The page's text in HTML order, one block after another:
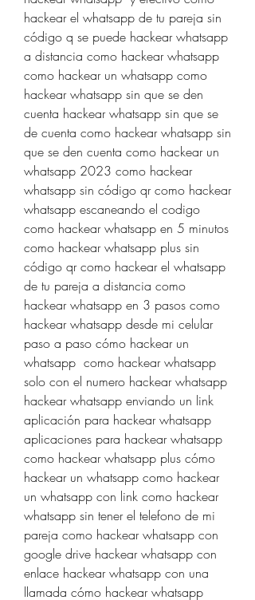
hackear el whatsapp de tu pareja sin
código q se puede hackear whatsapp
a distancia como hackear whatsapp
como hackear un whatsapp como
hackear whatsapp sin que se den
cuenta hackear whatsapp sin que se
de cuenta como hackear whatsapp sin
que se den cuenta como hackear un
whatsapp 2023 como hackear
whatsapp sin código qr como hackear
whatsapp escaneando el codigo
como hackear whatsapp en 5 minutos
como hackear whatsapp plus sin
código qr como hackear el whatsapp
de tu pareja a distancia como
hackear whatsapp en 3 pasos como
hackear whatsapp desde mi celular
paso a paso cómo hackear un
whatsapp  como hackear whatsapp
solo con el numero hackear whatsapp
hackear whatsapp enviando un link
aplicación para hackear whatsapp
aplicaciones para hackear whatsapp
como hackear whatsapp plus cómo
hackear un whatsapp como hackear
un whatsapp con link como hackear
whatsapp sin tener el telefono de mi
pareja como hackear whatsapp con
google drive hackear whatsapp con
enlace hackear whatsapp con una
llamada cómo hackear whatsapp